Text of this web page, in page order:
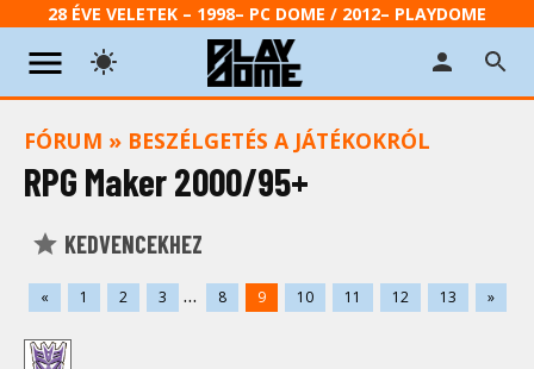
28 ÉVE VELETEK – 1998– PC DOME / 2012– PLAYDOME
FÓRUM » BESZÉLGETÉS A JÁTÉKOKRÓL
RPG Maker 2000/95+
KEDVENCEKHEZ
« 1 2 3 ... 8 9 10 11 12 13 »